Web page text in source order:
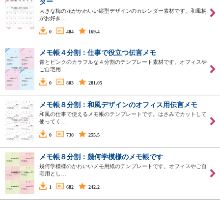
ダー
大きな梅の花がかわいい縦型デザインのカレンダー素材です。和風柄
がお好き…
0 484 169.4
メモ帳４分割：仕事で役立つ伝言メモ
青とピンクのカラフルな４分割のテンプレート素材です。オフィスや
ご自宅用…
0 803 281.05
メモ帳８分割：和風デザインのオフィス用伝言メモ
和風の仕事で使えるメモ帳のテンプレートです。はさみでカットして
使ってく…
0 730 255.5
メモ帳８分割：幾何学模様のメモ帳です
幾何学模様のかわいいメモ用紙のテンプレートです。オフィスやご自
宅用とし…
1 682 242.2